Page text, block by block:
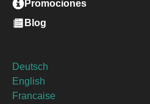
Promociones
Blog
Deutsch
English
Francaise